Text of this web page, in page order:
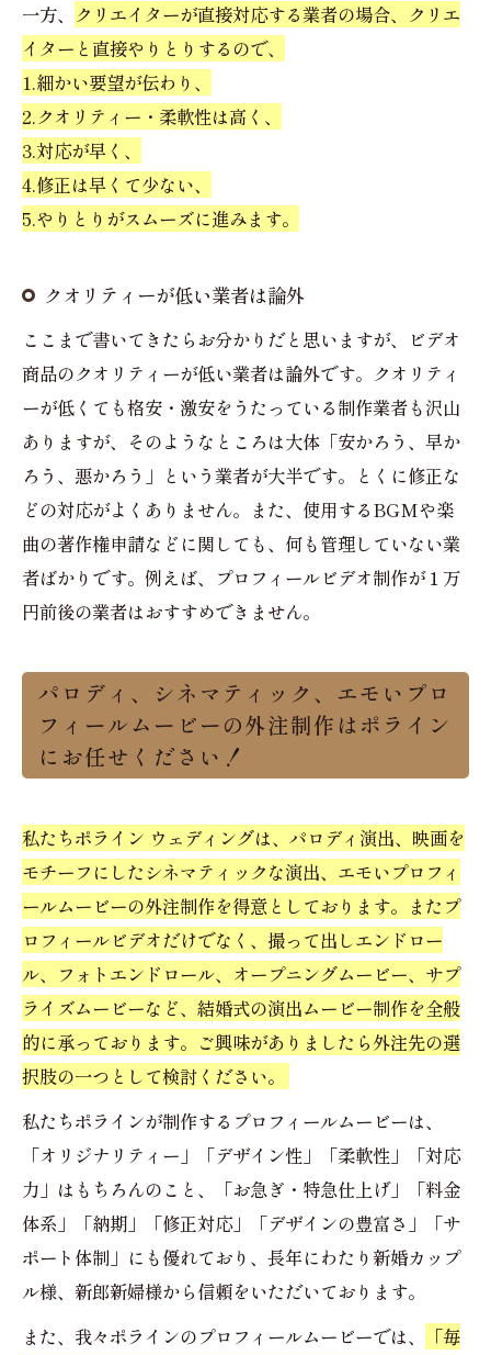
一方、 クリエイターが直接対応する業者の場合、クリエ
イターと直接やりとりするので、
1.細かい要望が伝わり、
2.クオリティー・柔軟性は高く、
3.対応が早く、
4.修正は早くて少ない、
5.やりとりがスムーズに進みます。
クオリティーが低い業者は論外
ここまで書いてきたらお分かりだと思いますが、ビデオ
商品のクオリティーが低い業者は論外です。クオリティ
ーが低くても格安・激安をうたっている制作業者も沢山
ありますが、そのようなところは大体「安かろう、早か
ろう、悪かろう」という業者が大半です。とくに修正な
どの対応がよくありません。また、使用するBGMや楽
曲の著作権申請などに関しても、何も管理していない業
者ばかりです。例えば、プロフィールビデオ制作が１万
円前後の業者はおすすめできません。
パロディ、シネマティック、エモいプロ
フィールムービーの外注制作はポライン
にお任せください！
私たちポライン ウェディングは、パロディ演出、映画を
モチーフにしたシネマティックな演出、エモいプロフィ
ールムービーの外注制作を得意としております。またプ
ロフィールビデオだけでなく、撮って出しエンドロー
ル、フォトエンドロール、オープニングムービー、サプ
ライズムービーなど、結婚式の演出ムービー制作を全般
的に承っております。ご興味がありましたら外注先の選
択肢の一つとして検討ください。
私たちポラインが制作するプロフィールムービーは、
「オリジナリティー」「デザイン性」「柔軟性」「対応
力」はもちろんのこと、「お急ぎ・特急仕上げ」「料金
体系」「納期」「修正対応」「デザインの豊富さ」「サ
ポート体制」にも優れており、長年にわたり新婚カップ
ル様、新郎新婦様から信頼をいただいております。
また、我々ポラインのプロフィールムービーでは、
「毎